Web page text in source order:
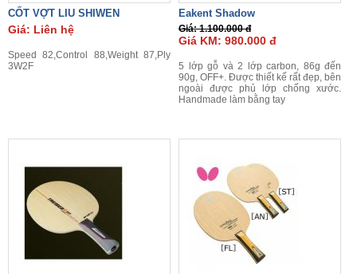
CỐT VỢT LIU SHIWEN
Giá: Liên hệ
Speed 82,Control 88,Weight 87,Ply
3W2F
Eakent Shadow
Giá: 1.100.000 đ
Giá KM: 980.000 đ
5 lớp gỗ và 2 lớp carbon, 86g đến
90g, OFF+. Được thiết kế rất đẹp, bên
ngoài được phủ lớp chống xước.
Handmade làm bằng tay